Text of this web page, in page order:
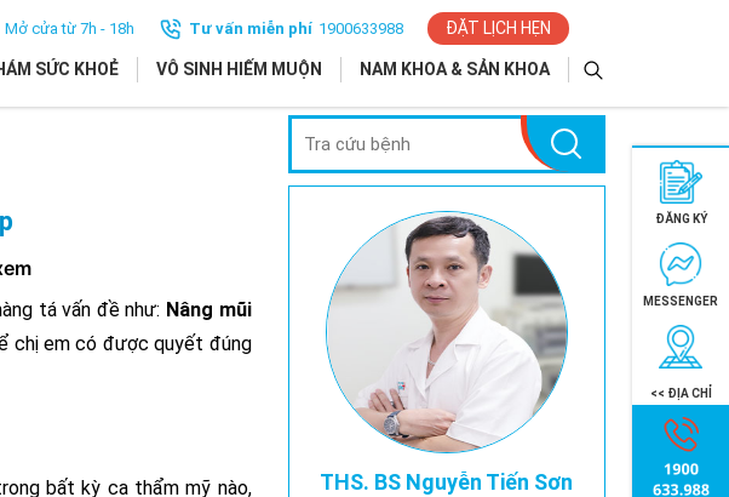
Mở cửa từ 7h - 18h Tư vấn miễn phí 1900633988 ĐẶT LỊCH HẸN
SỨC KHOẺ VÔ SINH HIẾM MUỘN NAM KHOA & SẢN KHOA
tá vấn đề như: Nâng mũi
chị em có được quyết đúng
bất kỳ ca thẩm mỹ nào,
THS. BS Nguyễn Tiến Sơn
ĐĂNG KÝ
MESSENGER
<< ĐỊA CHỈ